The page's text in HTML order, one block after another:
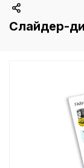
Слайдер-